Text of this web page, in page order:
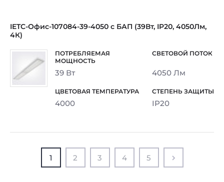
IETC-Офис-107084-39-4050 с БАП (39Вт, IP20, 4050Лм,
4К)
39 Вт 4050 Лм
4000 IP20
1 2 3 4 5